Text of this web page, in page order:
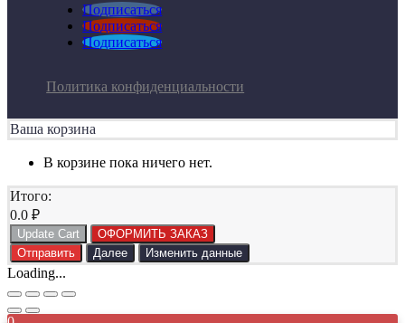
Подписаться
Подписаться
Подписаться
Политика конфиденциальности
Ваша корзина
В корзине пока ничего нет.
Итого:
0.0 ₽
Update Cart
ОФОРМИТЬ ЗАКАЗ
Отправить
Далее Изменить данные
Loading...